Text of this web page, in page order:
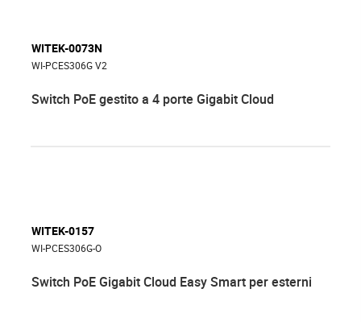
WITEK-0073N
WI-PCES306G V2
Switch PoE gestito a 4 porte Gigabit Cloud
WITEK-0157
WI-PCES306G-O
Switch PoE Gigabit Cloud Easy Smart per esterni